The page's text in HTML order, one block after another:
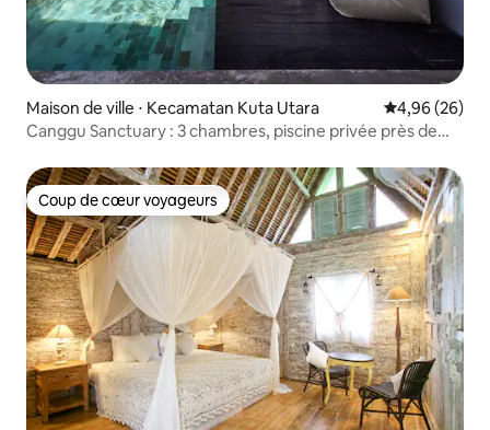
Maison de ville ⋅ Kecamatan Kuta Utara Évaluation
4,96 (26)
Canggu Sanctuary : 3 chambres, piscine privée près de
Coup de cœur voyageurs
Coup de cœur voyageurs